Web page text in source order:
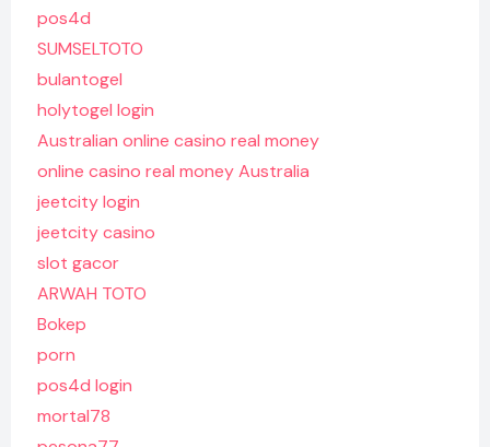
pos4d
SUMSELTOTO
bulantogel
holytogel login
Australian online casino real money
online casino real money Australia
jeetcity login
jeetcity casino
slot gacor
ARWAH TOTO
Bokep
porn
pos4d login
mortal78